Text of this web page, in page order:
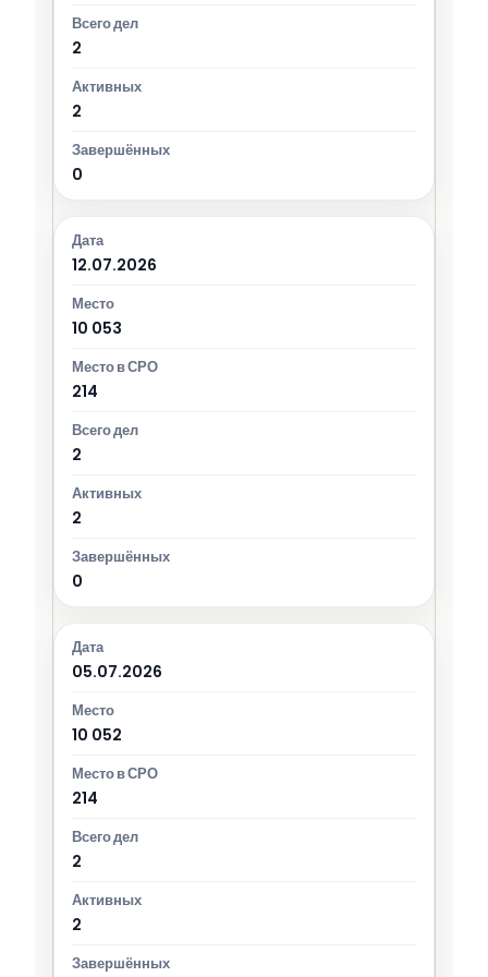
2
2
0
12.07.2026
10 053
214
2
2
0
05.07.2026
10 052
214
2
2